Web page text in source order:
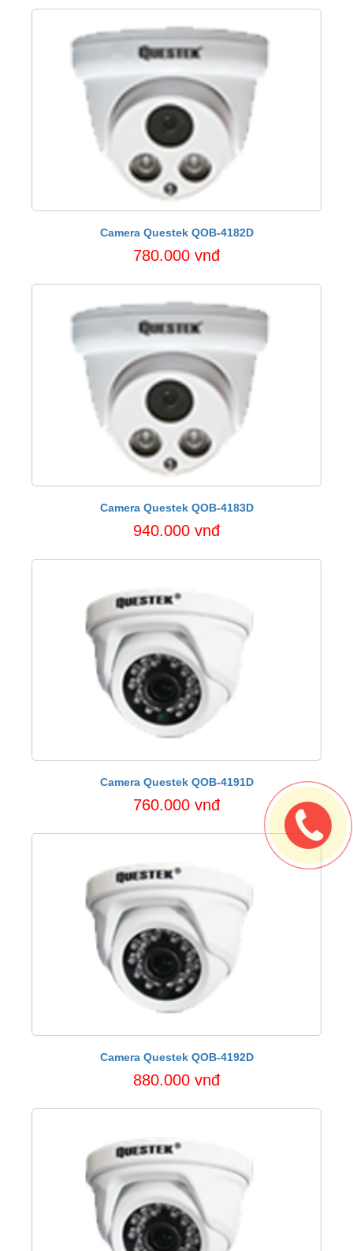
Camera Questek QOB-4182D
780.000 vnđ
Camera Questek QOB-4183D
940.000 vnđ
Camera Questek QOB-4191D
760.000 vnđ
Camera Questek QOB-4192D
880.000 vnđ